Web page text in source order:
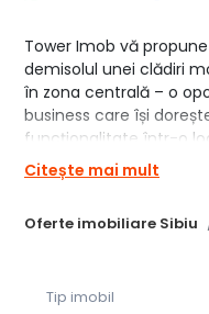
Oferte imobiliare Sibiu
Tower Imob vă
demisolul unei clădiri
în zona centrală – o
business care își
funcționalitate într-o
🔹 Parterul oferă 94,35
o expunere vizuală
concepte moderne de
Citește mai mult
Tip imobil